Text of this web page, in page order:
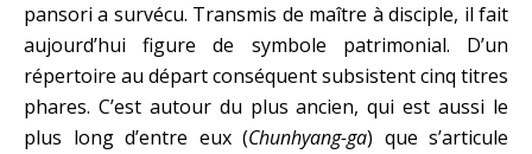
pansori a survécu. Transmis de maître à disciple, il fait
aujourd’hui figure de symbole patrimonial. D’un
répertoire au départ conséquent subsistent cinq titres
phares. C’est autour du plus ancien, qui est aussi le
plus long d’entre eux (Chunhyang-ga) que s’articule